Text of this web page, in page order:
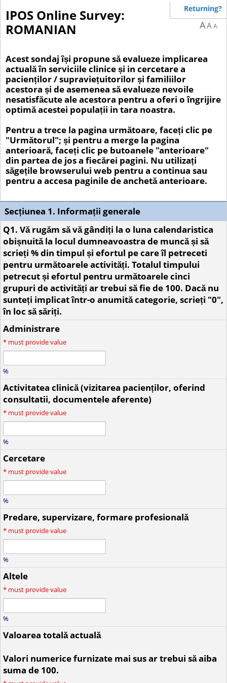
IPOS Online Survey:
ROMANIAN
Returning?
AAA
Acest sondaj își propune să evalueze implicarea
actuală în serviciile clinice și in cercetare a
pacienților / supraviețuitorilor și familiilor
acestora și de asemenea să evalueze nevoile
nesatisfăcute ale acestora pentru a oferi o îngrijire
optimă acestei populații in tara noastra.
Pentru a trece la pagina următoare, faceți clic pe
"Următorul"; și pentru a merge la pagina
anterioară, faceți clic pe butoanele "anterioare"
din partea de jos a fiecărei pagini. Nu utilizați
săgețile browserului web pentru a continua sau
pentru a accesa paginile de anchetă anterioare.
Secțiunea 1. Informații generale
Q1. Vă rugăm să vă gândiți la o luna calendaristica
obișnuită la locul dumneavoastra de muncă și să
scrieți % din timpul și efortul pe care îl petreceti
pentru următoarele activități. Totalul timpului
petrecut și efortul pentru următoarele cinci
grupuri de activități ar trebui să fie de 100. Dacă nu
sunteți implicat într-o anumită categorie, scrieți "0",
în loc să săriți.
Administrare
* must provide value
%
Activitatea clinică (vizitarea pacienților, oferind
consultatii, documentele aferente)
* must provide value
%
Cercetare
* must provide value
%
Predare, supervizare, formare profesională
* must provide value
%
Altele
* must provide value
%
Valoarea totală actuală
Valori numerice furnizate mai sus ar trebui să aiba
suma de 100.